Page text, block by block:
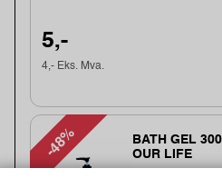
5,-
4,- Eks. Mva.
-48%
BATH GEL
OUR LIFE